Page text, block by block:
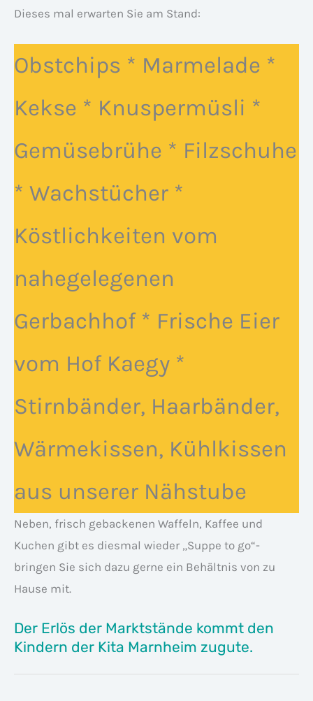
Dieses mal erwarten Sie am Stand:
Obstchips * Marmelade *
Kekse * Knuspermüsli *
Gemüsebrühe * Filzschuhe
* Wachstücher *
Köstlichkeiten vom
nahegelegenen
Gerbachhof * Frische Eier
vom Hof Kaegy *
Stirnbänder, Haarbänder,
Wärmekissen, Kühlkissen
aus unserer Nähstube
Neben, frisch gebackenen Waffeln, Kaffee und
Kuchen gibt es diesmal wieder „Suppe to go“-
bringen Sie sich dazu gerne ein Behältnis von zu
Hause mit.
Der Erlös der Marktstände kommt den
Kindern der Kita Marnheim zugute.